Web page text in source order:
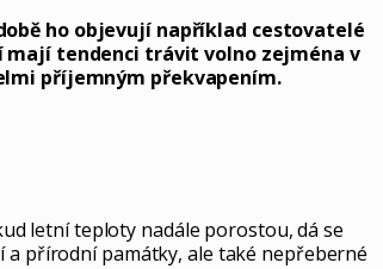
ho objevují například cestovatelé
mají tendenci trávit volno zejména v
příjemným překvapením.
letní teploty nadále porostou, dá se
a přírodní památky, ale také nepřeberné